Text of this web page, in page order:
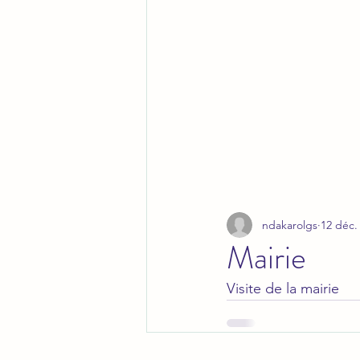
Mairie
ndakarolgs 12 déc.
Visite de la mairie